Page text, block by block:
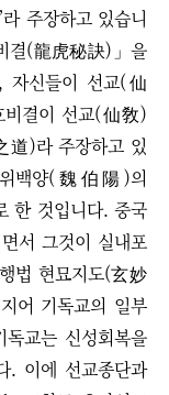
’라 주장하고 있습니
결(龍虎秘訣)」을
자신들이 선교(仙
비결이 선교(仙敎)
道)라 주장하고 있
백양(魏伯陽)의
한 것입니다. 중국
서 그것이 실내포
법 현묘지도(玄妙
어 기독교의 일부
교는 신성회복을
. 이에 선교종단과